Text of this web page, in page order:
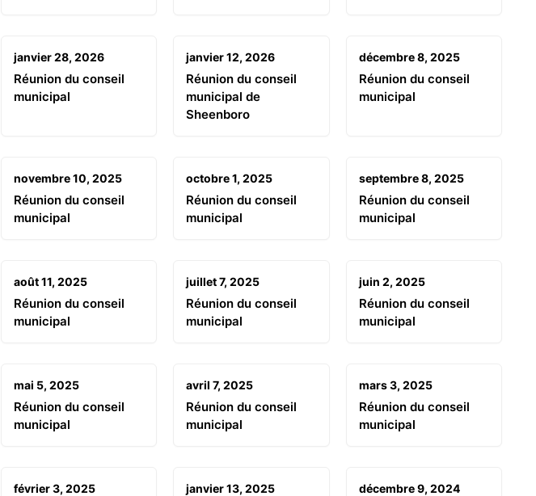
janvier 28, 2026
Réunion du conseil
municipal
janvier 12, 2026
Réunion du conseil
municipal de
Sheenboro
décembre 8, 2025
Réunion du conseil
municipal
novembre 10, 2025
Réunion du conseil
municipal
octobre 1, 2025
Réunion du conseil
municipal
septembre 8, 2025
Réunion du conseil
municipal
août 11, 2025
Réunion du conseil
municipal
juillet 7, 2025
Réunion du conseil
municipal
juin 2, 2025
Réunion du conseil
municipal
mai 5, 2025
Réunion du conseil
municipal
avril 7, 2025
Réunion du conseil
municipal
mars 3, 2025
Réunion du conseil
municipal
février 3, 2025 janvier 13, 2025 décembre 9, 2024